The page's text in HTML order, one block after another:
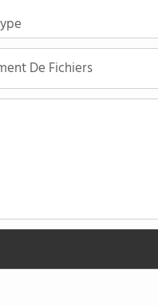
De Fichiers